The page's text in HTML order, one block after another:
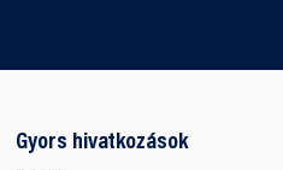
Gyors hivatkozások